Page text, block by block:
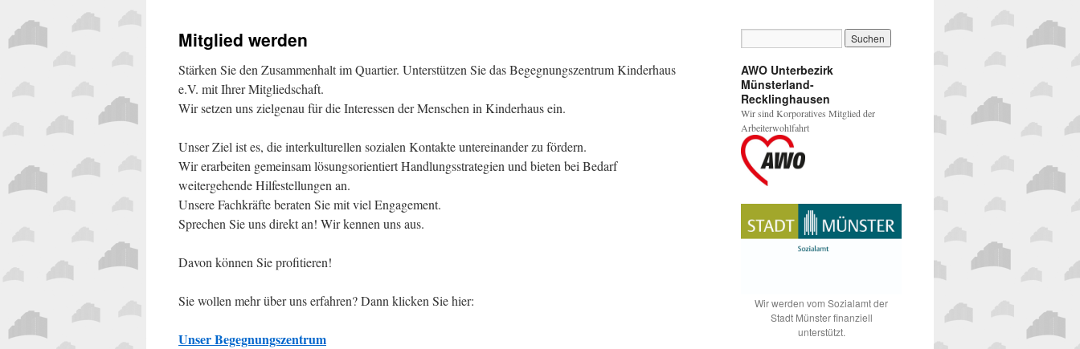
Mitglied werden
Stärken Sie den Zusammenhalt im Quartier. Unterstützen Sie das Begegnungszentrum Kinderhaus
e.V. mit Ihrer Mitgliedschaft.
Wir setzen uns zielgenau für die Interessen der Menschen in Kinderhaus ein.
Unser Ziel ist es, die interkulturellen sozialen Kontakte untereinander zu fördern.
Wir erarbeiten gemeinsam lösungsorientiert Handlungsstrategien und bieten bei Bedarf
weitergehende Hilfestellungen an.
Unsere Fachkräfte beraten Sie mit viel Engagement.
Sprechen Sie uns direkt an! Wir kennen uns aus.
Davon können Sie profitieren!
Sie wollen mehr über uns erfahren? Dann klicken Sie hier:
Unser Begegnungszentrum
AWO Unterbezirk
Münsterland-
Recklinghausen
Wir sind Korporatives Mitglied der
Arbeiterwohlfahrt
Wir werden vom Sozialamt der
Stadt Münster finanziell
unterstützt.